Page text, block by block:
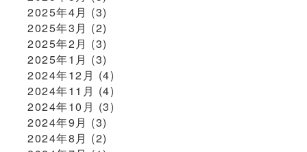
2025年4月 (3)
2025年3月 (2)
2025年2月 (3)
2025年1月 (3)
2024年12月 (4)
2024年11月 (4)
2024年10月 (3)
2024年9月 (3)
2024年8月 (2)